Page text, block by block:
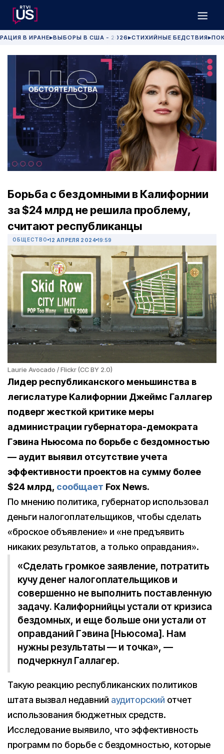
В ИРАНЕ▶ВЫБОРЫ В США - 2026 ▶СТИХИЙНЫЕ БЕДСТВИЯ▶
Борьба с бездомными в Калифорнии
за $24 млрд не решила проблему,
считают республиканцы
ОБЩЕСТВО 12 АПРЕЛЯ 2024 19:59
Laurie Avocado / Flickr (CC BY 2.0)
Лидер республиканского меньшинства в
легислатуре Калифорнии Джеймс Галлагер
подверг жесткой критике меры
администрации губернатора-демократа
Гэвина Ньюсома по борьбе с бездомностью
— аудит выявил отсутствие учета
эффективности проектов на сумму более
$24 млрд, сообщает Fox News.
По мнению политика, губернатор использовал
деньги налогоплательщиков, чтобы сделать
«броское объявление» и «не предъявить
никаких результатов, а только оправдания».
«Сделать громкое заявление, потратить
кучу денег налогоплательщиков и
совершенно не выполнить поставленную
задачу. Калифорнийцы устали от кризиса
бездомных, и еще больше они устали от
оправданий Гэвина [Ньюсома]. Нам
нужны результаты — и точка», —
подчеркнул Галлагер.
Такую реакцию республиканских политиков
штата вызвал недавний аудиторский отчет
использования бюджетных средств.
Исследование выявило, что эффективность
программ по борьбе с бездомностью, которые